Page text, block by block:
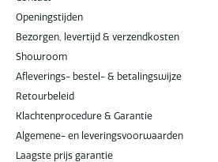
Openingstijden
Bezorgen, levertijd & verzendkosten
Showroom
Afleverings- bestel- & betalingswijze
Retourbeleid
Klachtenprocedure & Garantie
Algemene- en leveringsvoorwaarden
Laagste prijs garantie